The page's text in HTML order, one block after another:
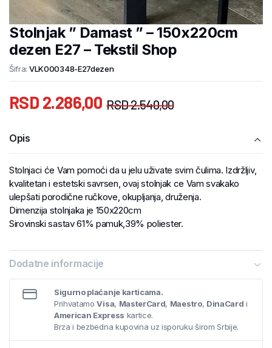
Stolnjak ” Damast ” – 150x220cm
dezen E27 – Tekstil Shop
Šifra: VLK000348-E27dezen
RSD2.540,00
RSD 2.286,00
Opis
Stolnjaci će Vam pomoći da u jelu uživate svim čulima. Izdržljiv,
kvalitetan i estetski savrsen, ovaj stolnjak ce Vam svakako
ulepšati porodične ručkove, okupljanja, druženja.
Dimenzija stolnjaka je 150x220cm
Sirovinski sastav 61% pamuk,39% poliester.
Dodatne informacije
Sigurno plaćanje karticama.
PrihvatamoVisa, MasterCard, Maestro, DinaCard i
American Express kartice.
Brza i bezbedna kupovina uz isporuku širom Srbije.